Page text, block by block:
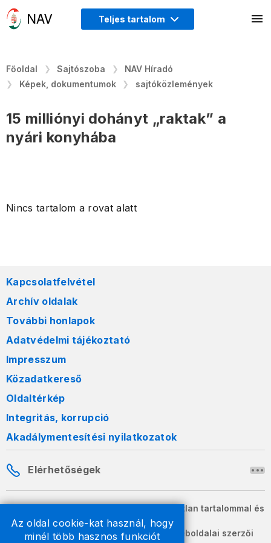
Az oldal cookie-kat használ, hogy
minél több hasznos funkciót
Teljes tartalom
Főoldal Sajtószoba
NAV Híradó
Képek, dokumentumok
sajtóközlemények
15 milliónyi dohányt „raktak” a
nyári konyhába
Nincs tartalom a rovat alatt
Kapcsolatfelvétel
Archív oldalak
További honlapok
Adatvédelmi tájékoztató
Impresszum
Közadatkereső
Oldaltérkép
Integritás, korrupció
Akadálymentesítési nyilatkozatok
Elérhetőségek
A honlapon szereplő információk változatlan tartalommal és
formában szabadon terjeszthetők.
2026 © A Nemzeti Adó- és Vámhivatal weboldalai szerzői